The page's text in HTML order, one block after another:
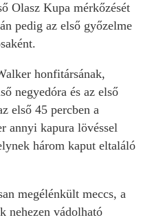
Olasz Kupa mérkőzését
pedig az első győzelme
honfitársának,
negyedóra és az első
első 45 percben a
annyi kapura lövéssel
három kaput eltaláló
megélénkült meccs, a
nehezen vádolható